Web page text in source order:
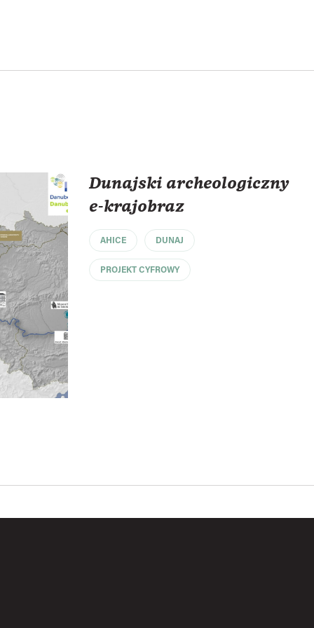
Dunajski archeologiczny
e-krajobraz
AHICE DUNAJ
PROJEKT CYFROWY